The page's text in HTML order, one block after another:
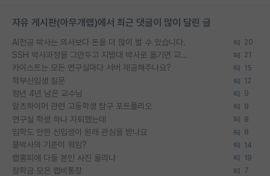
자유 게시판(아무개랩)에서 최근 댓글이 많이 달린 글
AI전공 박사는 의사보다 돈을 더 많이 벌 수 있습니다. 20
SSH 박사과정을 그만두고 지방대 박사로 옮기면 교수의 꿈은 끝일까요? 21
카이스트는 모든 연구실마다 서버 제공해주나요? 15
학부신입생 질문 12
정년 4년 남은 교수님 9
알츠하이머 관련 고등학생 탐구 포트폴리오 9
연구실 학생 하나 자퇴했는데 8
입학도 안한 신입생이 원래 관심을 받나요 8
물박사의 기준이 뭐임? 14
랩홈피에 다들 본인 사진 올리냐 19
장학금 모은 랩비통장 7